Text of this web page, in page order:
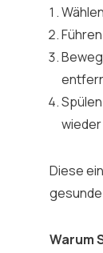
wieder
Diese
Warum